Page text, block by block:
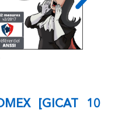
[GICAT 10